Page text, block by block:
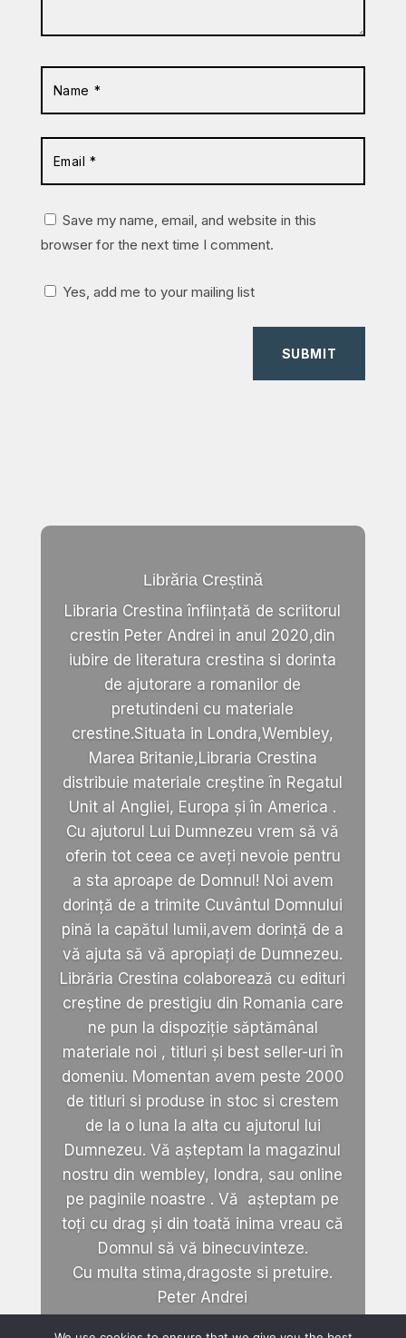
Save my name, email, and website in this
browser for the next time I comment.
Yes, add me to your mailing list
SUBMIT
Librăria Creștină
Libraria Crestina înființată de scriitorul
crestin Peter Andrei in anul 2020,din
iubire de literatura crestina si dorinta
de ajutorare a romanilor de
pretutindeni cu materiale
crestine.Situata in Londra,Wembley,
Marea Britanie,Libraria Crestina
distribuie materiale creștine în Regatul
Unit al Angliei, Europa și în America .
Cu ajutorul Lui Dumnezeu vrem să vă
oferin tot ceea ce aveți nevoie pentru
a sta aproape de Domnul! Noi avem
dorință de a trimite Cuvântul Domnului
pină la capătul lumii,avem dorință de a
vă ajuta să vă apropiați de Dumnezeu.
Librăria Crestina colaborează cu edituri
creștine de prestigiu din Romania care
ne pun la dispoziție săptămânal
materiale noi , titluri și best seller-uri în
domeniu. Momentan avem peste 2000
de titluri si produse in stoc si crestem
de la o luna la alta cu ajutorul lui
Dumnezeu. Vă așteptam la magazinul
nostru din wembley, londra, sau online
pe paginile noastre . Vă așteptam pe
toți cu drag și din toată inima vreau că
Domnul să vă binecuvinteze.
Cu multa stima,dragoste si pretuire.
Peter Andrei